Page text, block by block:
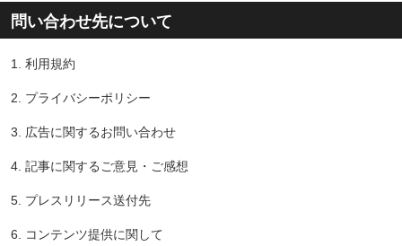
問い合わせ先について
1. 利用規約
2. プライバシーポリシー
3. 広告に関するお問い合わせ
4. 記事に関するご意見・ご感想
5. プレスリリース送付先
6. コンテンツ提供に関して